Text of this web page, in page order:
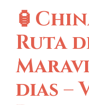
Ruta
dias –